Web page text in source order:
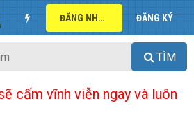
ĐĂNG NHẬP ĐĂNG KÝ
TÌM
cấm vĩnh viễn ngay và luôn